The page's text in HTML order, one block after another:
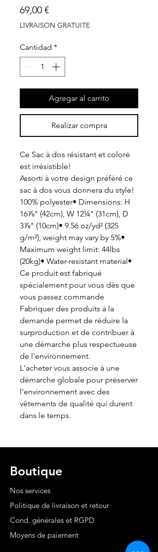
69,00 €Precio
LIVRAISON GRATUITE
Cantidad *
Agregar al carrito
Realizar compra
Ce Sac à dos résistant et coloré
est irrésistible!
Assorti à votre design préféré ce
sac à dos vous donnera du style!
100% polyester• Dimensions: H
16⅞" (42cm), W 12¼" (31cm), D
3⅞" (10cm)• 9.56 oz/yd² (325
g/m²), weight may vary by 5%•
Maximum weight limit: 44lbs
(20kg)• Water-resistant material•
Ce produit est fabriqué
spécialement pour vous dès que
vous passez commande
Fabriquer des produits à la
demande permet de réduire la
surproduction et de contribuer à
une démarche plus respectueuse
de l'environnement.
L'acheter vous associe à une
démarche globale pour préserver
l'environnement avec des
vêtements de qualité qui durent
dans le temps.
Boutique
Nos services
Politique de livraison et retour
Cond. générales et RGPD
Moyens de paiement